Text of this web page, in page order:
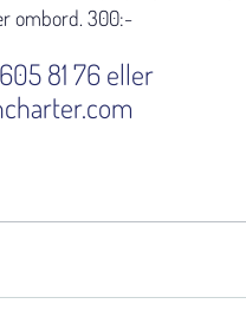
ombord. 300:-
81 76 eller